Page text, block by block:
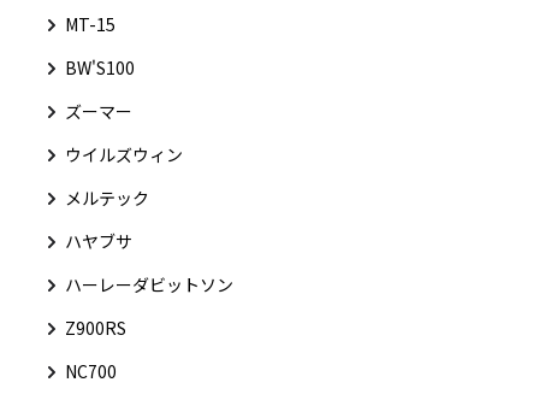
MT-15
BW'S100
ズーマー
ウイルズウィン
メルテック
ハヤブサ
ハーレーダビットソン
Z900RS
NC700